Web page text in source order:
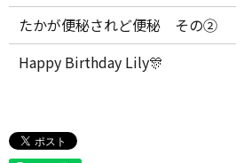
たかが便秘されど便秘 その②
Happy Birthday Lily🎊